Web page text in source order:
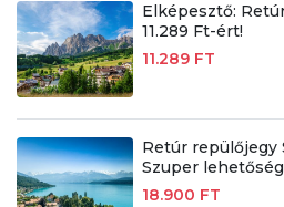
Elképesztő:
11.289 Ft-ért!
11.289 FT
Retúr repülőjegy
Szuper
18.900 FT